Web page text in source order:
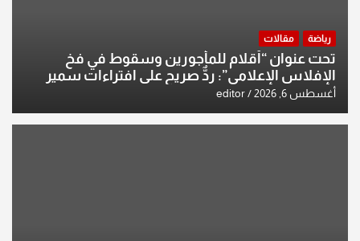
رياضة مقالات
تحت عنوان “أقلام للمأجورين وسقوط في فخ
الإفلاس الإعلامي”: ردٌّ صريح على افتراءات سمير
الشكرجي
أغسطس 6, 2026 editor